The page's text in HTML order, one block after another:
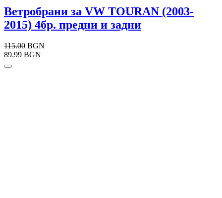
Ветробрани за VW TOURAN (2003-
2015) 4бр. предни и задни
115.00 BGN
89.99 BGN